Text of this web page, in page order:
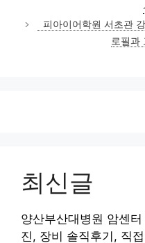
피아이어학원 서초관
로필과
최신글
양산부산대병원 암센
진, 장비 솔직후기, 직